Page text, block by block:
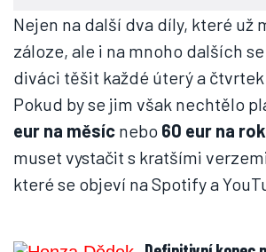
Nejen na další dva díly, které už
záloze, ale i na mnoho dalších
diváci těšit každé úterý a
Pokud by se jim však nechtělo
eur na měsíc nebo 60 eur na rok
muset vystačit s kratšími
které se objeví na Spotify a